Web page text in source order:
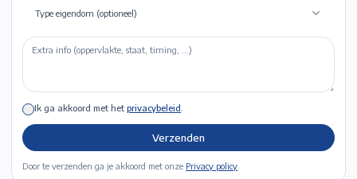
Type eigendom (optioneel)
Ik ga akkoord met het privacybeleid
Verzenden
Door te verzenden ga je akkoord met onze Privacy policy